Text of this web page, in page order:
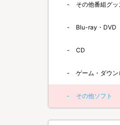
その他番組グッ
Blu-ray・DVD
CD
ゲーム・ダウ
その他ソフト